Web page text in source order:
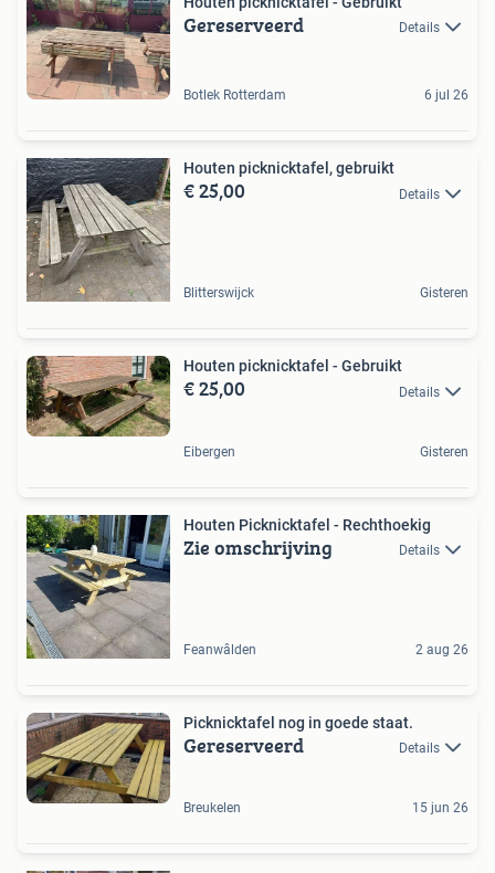
Gereserveerd Details
Botlek Rotterdam 6 jul 26
Houten picknicktafel, gebruikt
€ 25,00 Details
Blitterswijck Gisteren
Houten picknicktafel - Gebruikt
€ 25,00 Details
Eibergen Gisteren
Houten Picknicktafel - Rechthoekig
Zie omschrijving Details
Feanwâlden 2 aug 26
Picknicktafel nog in goede staat.
Gereserveerd Details
Breukelen 15 jun 26